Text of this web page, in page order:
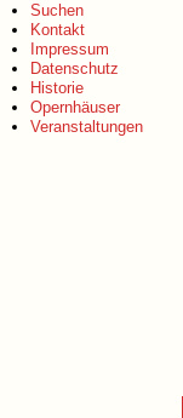
Suchen
Kontakt
Impressum
Datenschutz
Historie
Opernhäuser
Veranstaltungen